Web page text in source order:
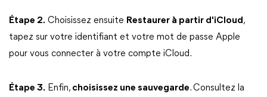
Étape 2. Choisissez ensuite Restaurer à partir d'iCloud,
tapez sur votre identifiant et votre mot de passe Apple
pour vous connecter à votre compte iCloud.
Étape 3. Enfin, choisissez une sauvegarde. Consultez la